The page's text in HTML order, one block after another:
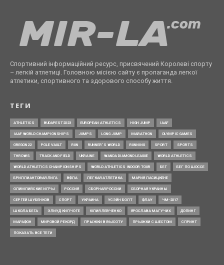
Спортивний інформаційний ресурс, присвячений Королеві спорту
– легкій атлетиці. Головною місією сайту є пропаганда легкої
атлетики, спортивного та здорового способу життя.
ТЕГИ
ATHLETICS BUDAPEST2023 EUROPEAN ATHLETICS HIGH JUMP IAAF
IAAF WORLD CHAMPIONSHIPS JUMPS LONG JUMP MARATHON OLYMPIC GAMES
OREGON22 POLE VAULT RUN RUNNER’S WORLD RUNNING SPORT SPORTS
THROWS TRACK AND FIELD UKRAINE WANDA DIAMOND LEAGUE WORLD ATHLETICS
WORLD ATHLETICS CHAMPIONSHIPS WORLD ATHLETICS INDOOR TOUR БЕГ БЕГ ПО ШОССЕ
БРИЛЛИАНТОВАЯ ЛИГА ВФЛА ЛЕГКАЯ АТЛЕТИКА МАРИЯ ЛАСИЦКЕНЕ
ОЛИМПИЙСКИЕ ИГРЫ РОССИЯ СБОРНАЯ РОССИИ СБОРНАЯ УКРАИНЫ
СЕРГЕЙ ШУБЕНКОВ СПОРТ УКРАИНА УСЭЙН БОЛТ ФЛАУ ЧМ-2017
ШКОЛА БЕГА ЭЛИУД КИПЧОГЕ ЮЛИЯ ЛЕВЧЕНКО ЯРОСЛАВА МАГУЧИХ ДОПИНГ
МАРАФОН МИРОВОЙ РЕКОРД ПРЫЖКИ В ВЫСОТУ ПРЫЖКИ С ШЕСТОМ СПРИНТ
ПОКАЗАТЬ ВСЕ ТЕГИ